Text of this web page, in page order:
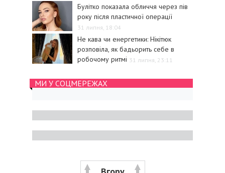
Булітко показала обличчя через пів
року після пластичної операції
31 липня, 18:04
Не кава чи енергетики: Нікітюк
розповіла, як бадьорить себе в
робочому ритмі 31 липня, 23:11
МИ У СОЦМЕРЕЖАХ